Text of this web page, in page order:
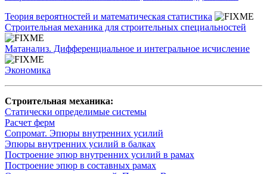
Теория вероятностей и математическая статистика
Строительная механика для строительных специальностей
Матанализ. Дифференциальное и интегральное исчисление
Экономика
Строительная механика:
Статически определимые системы
Расчет ферм
Сопромат. Эпюры внутренних усилий
Эпюры внутренних усилий в балках
Построение эпюр внутренних усилий в рамах
Построение эпюр в составных рамах